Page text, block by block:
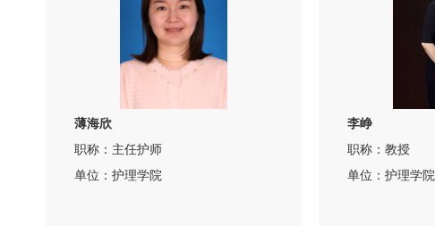
薄海欣
职称：主任护师
单位：护理学院
李峥
职称：教授
单位：护理学院